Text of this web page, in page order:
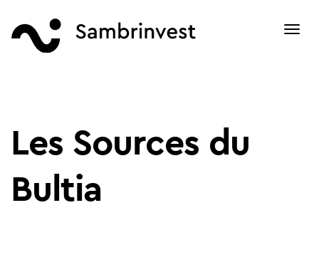
Les Sources du
Bultia